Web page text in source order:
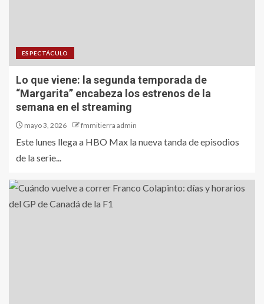
ESPECTÁCULO
Lo que viene: la segunda temporada de
“Margarita” encabeza los estrenos de la
semana en el streaming
mayo 3, 2026 fmmitierra admin
Este lunes llega a HBO Max la nueva tanda de episodios
de la serie...